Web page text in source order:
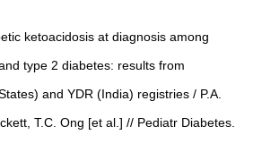
ketoacidosis at diagnosis among
type 2 diabetes: results from
and YDR (India) registries / P.A.
T.C. Ong [et al.] // Pediatr Diabetes.